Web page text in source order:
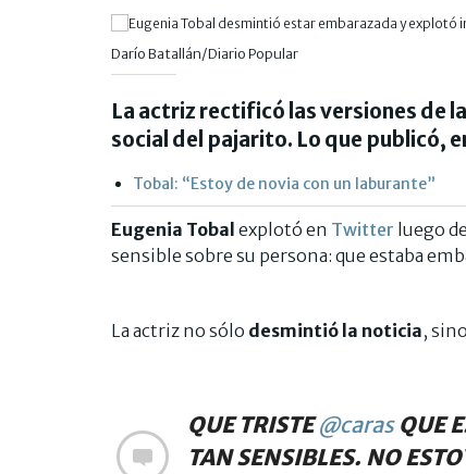
Darío Batallán/Diario Popular
La actriz rectificó las versiones de
social del pajarito. Lo que publicó,
Tobal: “Estoy de novia con un laburante”
Eugenia Tobal explotó en Twitter luego
sensible sobre su persona: que estaba
La actriz no sólo desmintió la noticia,
QUE TRISTE@carasQUE
TAN SENSIBLES. NO